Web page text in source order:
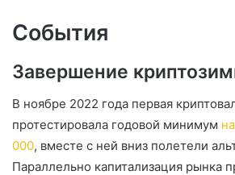
События
Завершение
В ноябре 2022 года первая
протестировала годовой минимум
000, вместе с ней вниз полетели
Параллельно капитализация рынка